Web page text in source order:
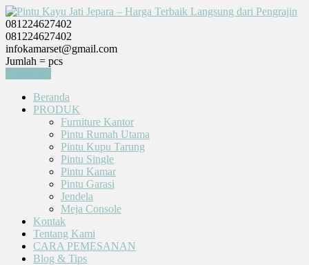
081224627402
081224627402
infokamarset@gmail.com
Jumlah = pcs
Beranda
PRODUK
Furniture Kantor
Pintu Rumah Utama
Pintu Kupu Tarung
Pintu Single
Pintu Kamar
Pintu Garasi
Jendela
Meja Console
Kontak
Tentang Kami
CARA PEMESANAN
Blog & Tips